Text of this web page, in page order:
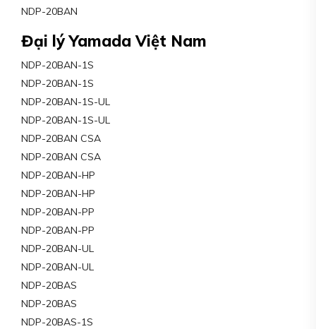
NDP-20BAN
Đại lý Yamada Việt Nam
NDP-20BAN-1S
NDP-20BAN-1S
NDP-20BAN-1S-UL
NDP-20BAN-1S-UL
NDP-20BAN CSA
NDP-20BAN CSA
NDP-20BAN-HP
NDP-20BAN-HP
NDP-20BAN-PP
NDP-20BAN-PP
NDP-20BAN-UL
NDP-20BAN-UL
NDP-20BAS
NDP-20BAS
NDP-20BAS-1S